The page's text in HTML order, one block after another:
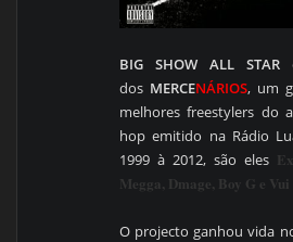
BIG SHOW ALL STAR
dos MERCENÁRIOS, um
melhores freestylers do
hop emitido na Rádio
1999 à 2012, são eles
Megga, Dmage, Boy G e Vui
O projecto ganhou vida